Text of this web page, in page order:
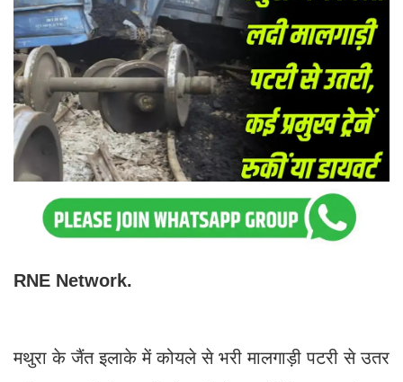
RNE Network.
मथुरा के जैंत इलाके में कोयले से भरी मालगाड़ी पटरी से उतर